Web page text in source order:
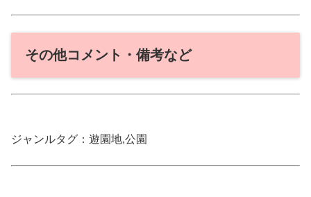
その他コメント・備考など
ジャンルタグ：遊園地,公園